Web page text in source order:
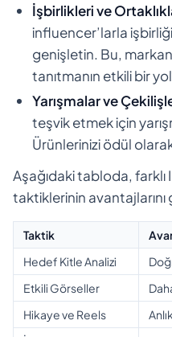
İşbirlikleri ve
influencer’larla
genişletin. Bu,
tanıtmanın etkili bir
Yarışmalar ve
teşvik etmek için
Ürünlerinizi ödül
Aşağıdaki tabloda, farklı
taktiklerinin avantajlarını
Taktik
Hedef Kitle Analizi
Etkili Görseller
Hikaye ve Reels